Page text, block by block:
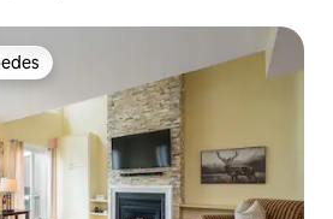
dos hóspedes